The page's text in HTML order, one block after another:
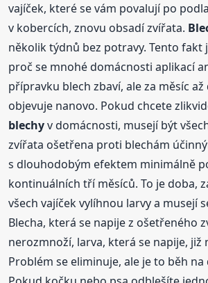
vajíček, které se vám povalují po
v kobercích, znovu obsadí zvířata.
několik týdnů bez potravy. Tento fakt
proč se mnohé domácnosti aplikací
přípravku blech zbaví, ale za měsíc
objevuje nanovo. Pokud chcete
blechyv domácnosti, musejí být
zvířata ošetřena proti blechám
s dlouhodobým efektem minimálně
kontinuálních tří měsíců. To je doba,
všech vajíček vylíhnou larvy a musejí
Blecha, která se napije z ošetřeného
nerozmnoží, larva, která se napije, již
Problém se eliminuje, ale je to běh